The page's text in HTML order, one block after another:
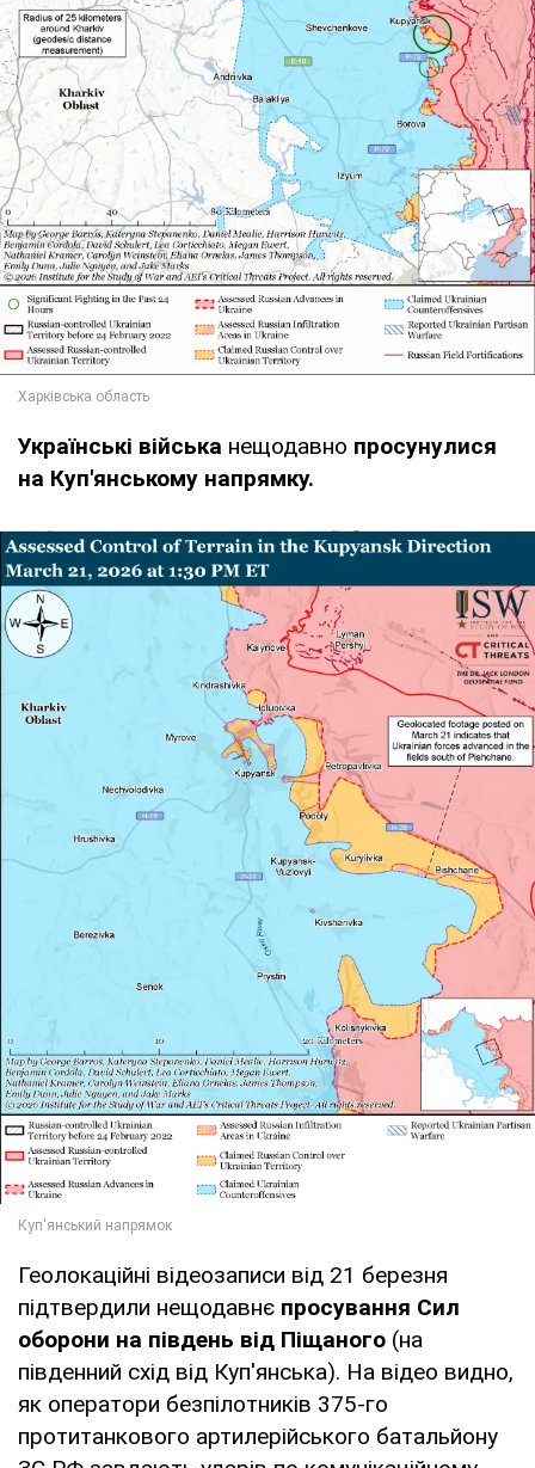
Українські війська нещодавно просунулися
на Куп'янському напрямку.
Геолокаційні відеозаписи від 21 березня
підтвердили нещодавнє просування Сил
оборони на південь від Піщаного (на
південний схід від Куп'янська). На відео видно,
як оператори безпілотників 375-го
протитанкового артилерійського батальйону